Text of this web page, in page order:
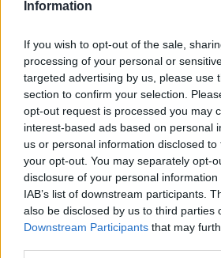
Information
If you wish to opt-out of the sale,
processing of your personal or
targeted advertising by us, please use
section to confirm your selection.
opt-out request is processed you may
interest-based ads based on personal
us or personal information disclosed
your opt-out. You may separately opt-
disclosure of your personal
IAB’s list of downstream participants.
also be disclosed by us to third parties
Downstream Participants that may
Share:
Ακολουθήστε το Νewsit.gr στο
ενημερωθείτε πρώτοι για όλη την
τελευταία νέατης ημέρας
Πιο δημοφιλή
1 Marfin: Η 46χρονη πήρε
απολογηθεί την Τρίτη –
συμμετείχε στη
100.000 άτομα»